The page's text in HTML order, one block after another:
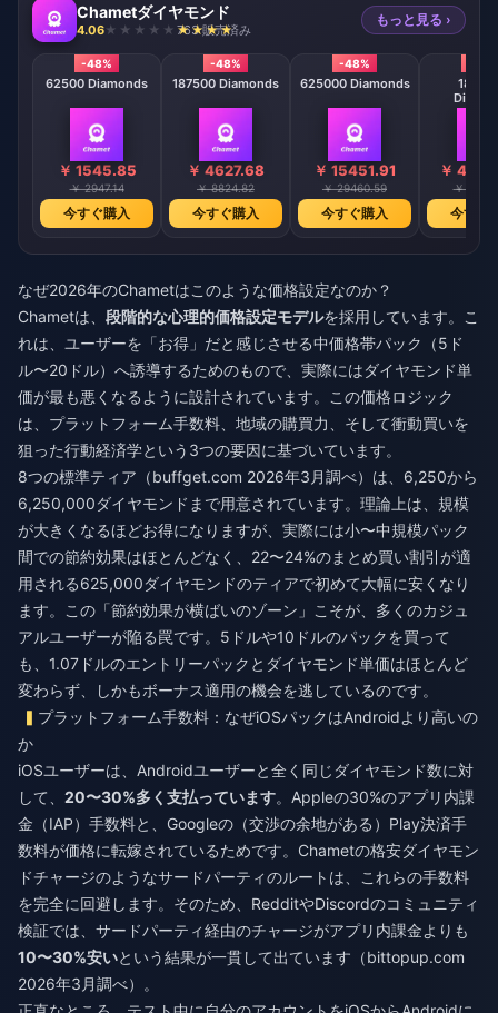
Chametダイヤモンド
4.06 763 販売済み
もっと見る ›
-48%
62500 Diamonds
￥ 1545.85
￥ 2947.14
今すぐ購入
-48%
187500 Diamonds
￥ 4627.68
￥ 8824.82
今すぐ購入
-48%
625000 Diamonds
￥ 15451.91
￥ 29460.59
今すぐ購入
￥
￥
今すぐ
なぜ2026年のChametはこのような価格設定なのか？
Chametは、 段階的な心理的価格設定モデルを採用しています。こ
れは、ユーザーを「お得」だと感じさせる中価格帯パック（5ド
ル〜20ドル）へ誘導するためのもので、実際にはダイヤモンド単
価が最も悪くなるように設計されています。この価格ロジック
は、プラットフォーム手数料、地域の購買力、そして衝動買いを
狙った行動経済学という3つの要因に基づいています。
8つの標準ティア（buffget.com 2026年3月調べ）は、6,250から
6,250,000ダイヤモンドまで用意されています。理論上は、規模
が大きくなるほどお得になりますが、実際には小〜中規模パック
間での節約効果はほとんどなく、22〜24%のまとめ買い割引が適
用される625,000ダイヤモンドのティアで初めて大幅に安くなり
ます。この「節約効果が横ばいのゾーン」こそが、多くのカジュ
アルユーザーが陥る罠です。5ドルや10ドルのパックを買って
も、1.07ドルのエントリーパックとダイヤモンド単価はほとんど
変わらず、しかもボーナス適用の機会を逃しているのです。
プラットフォーム手数料：なぜiOSパックはAndroidより高いの
か
iOSユーザーは、Androidユーザーと全く同じダイヤモンド数に対
して、 20〜30%多く支払っています。Appleの30%のアプリ内課
金（IAP）手数料と、Googleの（交渉の余地がある）Play決済手
数料が価格に転嫁されているためです。 Chametの格安ダイヤモン
ドチャージのようなサードパーティのルートは、これらの手数料
を完全に回避します。そのため、RedditやDiscordのコミュニティ
検証では、サードパーティ経由のチャージがアプリ内課金よりも
10〜30%安いという結果が一貫して出ています（bittopup.com
2026年3月調べ）。